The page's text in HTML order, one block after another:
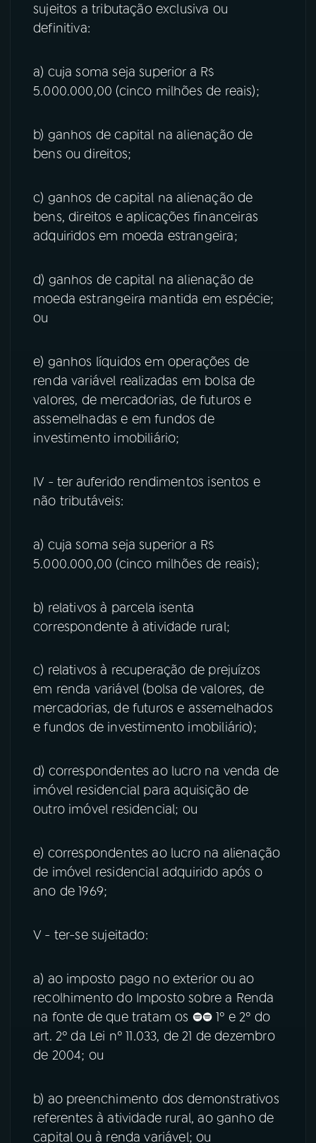
sujeitos a tributação exclusiva ou
definitiva:
a) cuja soma seja superior a R$
5.000.000,00 (cinco milhões de reais);
b) ganhos de capital na alienação de
bens ou direitos;
c) ganhos de capital na alienação de
bens, direitos e aplicações financeiras
adquiridos em moeda estrangeira;
d) ganhos de capital na alienação de
moeda estrangeira mantida em espécie;
ou
e) ganhos líquidos em operações de
renda variável realizadas em bolsa de
valores, de mercadorias, de futuros e
assemelhadas e em fundos de
investimento imobiliário;
IV - ter auferido rendimentos isentos e
não tributáveis:
a) cuja soma seja superior a R$
5.000.000,00 (cinco milhões de reais);
b) relativos à parcela isenta
correspondente à atividade rural;
c) relativos à recuperação de prejuízos
em renda variável (bolsa de valores, de
mercadorias, de futuros e assemelhados
e fundos de investimento imobiliário);
d) correspondentes ao lucro na venda de
imóvel residencial para aquisição de
outro imóvel residencial; ou
e) correspondentes ao lucro na alienação
de imóvel residencial adquirido após o
ano de 1969;
V - ter-se sujeitado:
a) ao imposto pago no exterior ou ao
recolhimento do Imposto sobre a Renda
na fonte de que tratam os §§ 1º e 2º do
art. 2º da Lei nº 11.033, de 21 de dezembro
de 2004; ou
b) ao preenchimento dos demonstrativos
referentes à atividade rural, ao ganho de
capital ou à renda variável; ou